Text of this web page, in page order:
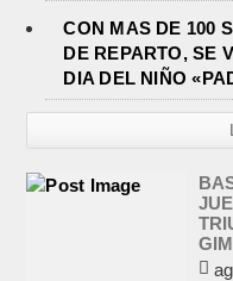
CON MAS DE 100
DE REPARTO, SE
DIA DEL NIÑO